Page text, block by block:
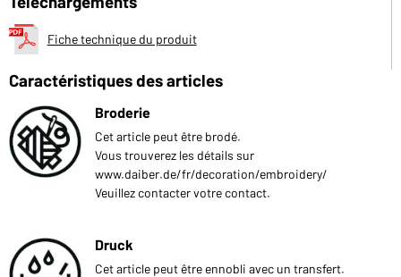
Fiche technique du produit
Caractéristiques des articles
Broderie
Cet article peut être brodé.
Vous trouverez les détails sur
www.daiber.de/fr/decoration/embroidery/
Veuillez contacter votre contact.
Druck
Cet article peut être ennobli avec un transfert.